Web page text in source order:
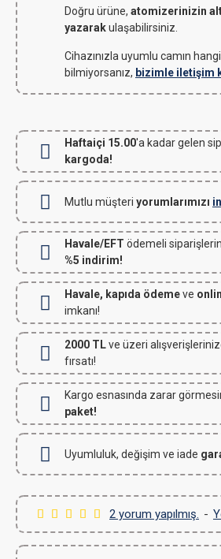
Doğru ürüne, atomizerinizin
yazarakulaşabilirsiniz.
Cihazınızla uyumlu camın
bilmiyorsanız, bizimle iletişim
Haftaiçi 15.00'a kadar gelen
kargoda!
Mutlu müşteri yorumlarımızı
Havale/EFT ödemeli
%5 indirim!
Havale, kapıda ödemeve
imkanı!
2000 TLve üzeri
fırsatı!
Kargo esnasında zarar
paket!
Uyumluluk, değişim ve iade
2 yorum yapılmış. -